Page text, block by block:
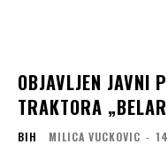
OBJAVLJEN JAVNI
TRAKTORA
BIH MILICA VUCKOVIC -